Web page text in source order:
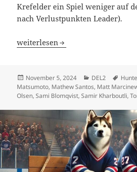
Krefelder ein Spiel weniger auf
nach Verlustpunkten Leader).
Enge Liga: EC Kassel Huskies
weiterlesen
Veröffentlicht
am
November 5, 2024 Kategorien
DEL2
Matsumoto, Mathew Santos, Matt
Olsen,Sami Blomqvist,Samir Kharboutli,